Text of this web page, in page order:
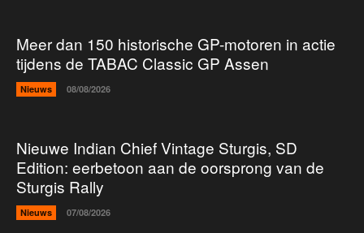
Meer dan 150 historische GP-motoren in actie
tijdens de TABAC Classic GP Assen
Nieuws 08/08/2026
Nieuwe Indian Chief Vintage Sturgis, SD
Edition: eerbetoon aan de oorsprong van de
Sturgis Rally
Nieuws 07/08/2026